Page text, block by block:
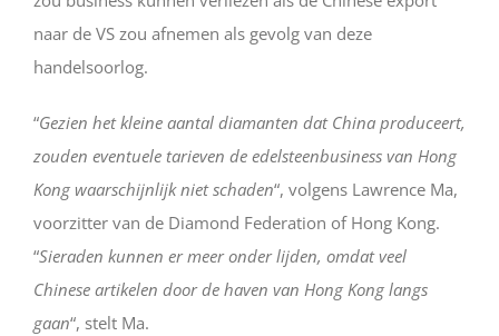
naar de VS zou afnemen als gevolg van deze
handelsoorlog.
“Gezien het kleine aantal diamanten dat China produceert,
zouden eventuele tarieven de edelsteenbusiness van Hong
Kong waarschijnlijk niet schaden“, volgens Lawrence Ma,
voorzitter van de Diamond Federation of Hong Kong.
“Sieraden kunnen er meer onder lijden, omdat veel
Chinese artikelen door de haven van Hong Kong langs
gaan“, stelt Ma.